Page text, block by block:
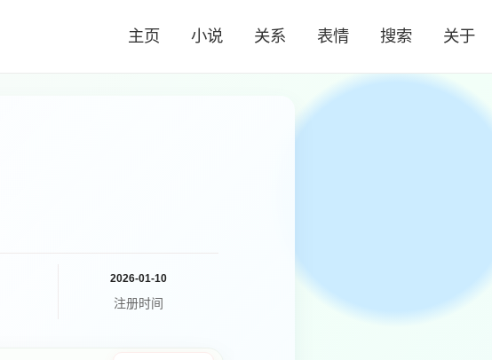
主页 小说 关系 表情 搜索 关于
2026-01-10
注册时间